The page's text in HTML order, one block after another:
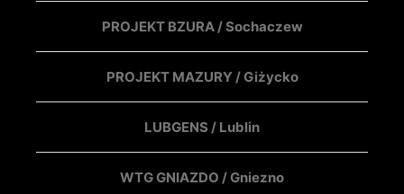
PROJEKT BZURA / Sochaczew
PROJEKT MAZURY / Giżycko
LUBGENS / Lublin
WTG GNIAZDO / Gniezno